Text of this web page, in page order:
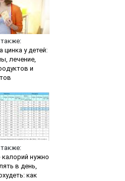
цинка у детей:
лечение,
и
калорий нужно
в день,
как